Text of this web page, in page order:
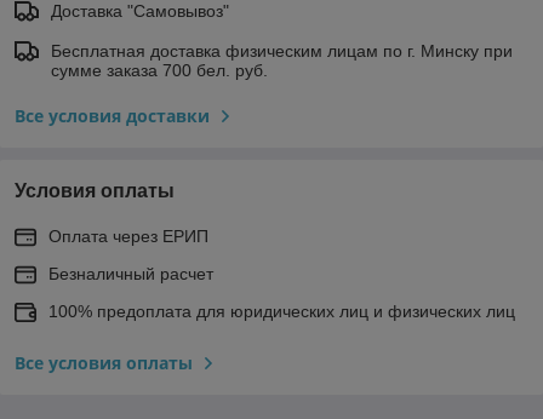
Доставка "Самовывоз"
Бесплатная доставка физическим лицам по г. Минску при
сумме заказа 700 бел. руб.
Все условия доставки
Условия оплаты
Оплата через ЕРИП
Безналичный расчет
100% предоплата для юридических лиц и физических лиц
Все условия оплаты